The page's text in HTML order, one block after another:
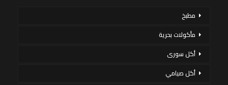
مطبخ
مأكولات بحرية
أكل سورى
أكل صيامي